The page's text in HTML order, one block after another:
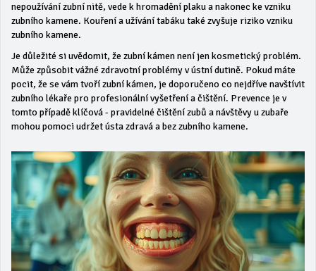
nepoužívání zubní nitě, vede k hromadění plaku a nakonec ke vzniku
zubního kamene. Kouření a užívání tabáku také zvyšuje riziko vzniku
zubního kamene.
Je důležité si uvědomit, že zubní kámen není jen kosmetický problém.
Může způsobit vážné zdravotní problémy v ústní dutině. Pokud máte
pocit, že se vám tvoří zubní kámen, je doporučeno co nejdříve navštívit
zubního lékaře pro profesionální vyšetření a čištění. Prevence je v
tomto případě klíčová - pravidelné čištění zubů a návštěvy u zubaře
mohou pomoci udržet ústa zdravá a bez zubního kamene.